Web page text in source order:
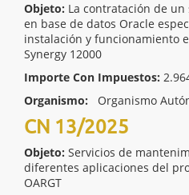
Objeto: La contratación de
en base de datos Oracle
instalación y funcionamiento
Synergy 12000
Importe Con Impuestos:
Organismo:
Organismo
CN 13/2025
Objeto: Servicios de
diferentes aplicaciones del
OARGT